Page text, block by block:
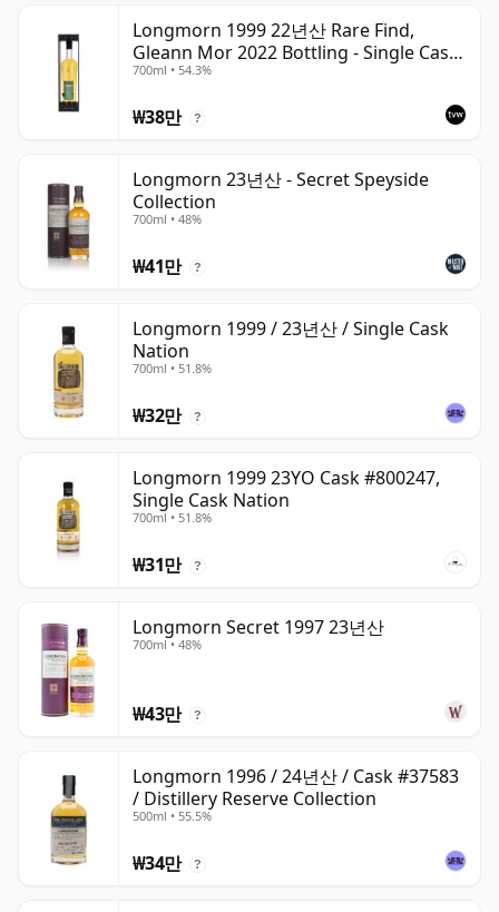
Longmorn 1999 22년산 Rare Find,
Gleann Mor 2022 Bottling - Single Cask
80036
700ml • 54.3%
₩38만 ?
Longmorn 23년산 - Secret Speyside
Collection
700ml • 48%
₩41만 ?
Longmorn 1999 / 23년산 / Single Cask
Nation
700ml • 51.8%
₩32만 ?
Longmorn 1999 23YO Cask #800247,
Single Cask Nation
700ml • 51.8%
₩31만 ?
Longmorn Secret 1997 23년산
700ml • 48%
₩43만 ?
Longmorn 1996 / 24년산 / Cask #37583
/ Distillery Reserve Collection
500ml • 55.5%
₩34만 ?